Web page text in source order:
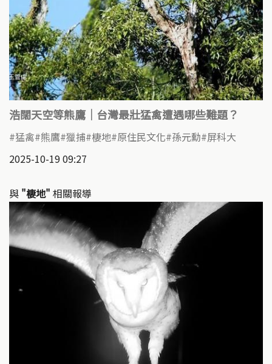
浩闊天空等熊鷹｜台灣最壯猛禽遭遇哪些難題？
猛禽 熊鷹 獵捕 棲地 原住民文化 孫元勳 屏科大
2025-10-19 09:27
與 "棲地" 相關報導